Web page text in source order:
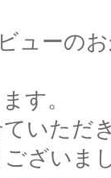
ューの
す。
いただ
ざいま